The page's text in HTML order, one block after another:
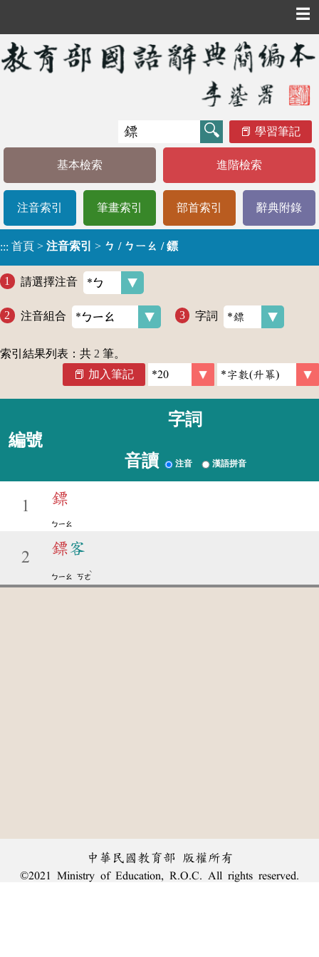
☰
學習筆記
基本檢索 進階檢索
注音索引 筆畫索引 部首索引 辭典附錄
::: 首頁 > 注音索引 > ㄅ / ㄅㄧㄠ / 鏢
請選擇注音
注音組合 字詞
索引結果列表：共 2 筆。
加入筆記
編號
字詞
音讀 注音 漢語拼音
1 鏢
ㄅㄧㄠ
2
鏢客
ㄅㄧㄠ ㄎㄜ
ˋ
中華民國教育部 版權所有
©2021 Ministry of Education, R.O.C. All rights reserved.